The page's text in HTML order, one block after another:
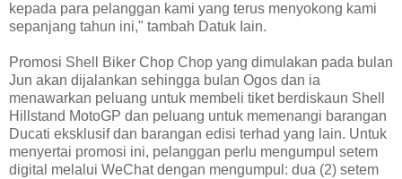
kepada para pelanggan kami yang terus menyokong kami
sepanjang tahun ini," tambah Datuk Iain.
Promosi Shell Biker Chop Chop yang dimulakan pada bulan
Jun akan dijalankan sehingga bulan Ogos dan ia
menawarkan peluang untuk membeli tiket berdiskaun Shell
Hillstand MotoGP dan peluang untuk memenangi barangan
Ducati eksklusif dan barangan edisi terhad yang lain. Untuk
menyertai promosi ini, pelanggan perlu mengumpul setem
digital melalui WeChat dengan mengumpul: dua (2) setem